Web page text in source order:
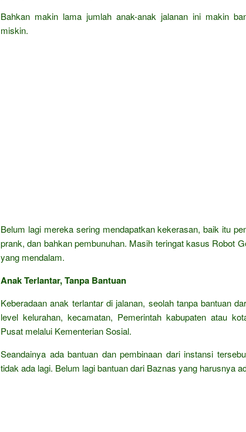
Bahkan makin lama jumlah anak-anak jalanan ini makin
miskin.
Belum lagi mereka sering mendapatkan kekerasan, baik itu
prank, dan bahkan pembunuhan. Masih teringat kasus Robot
yang mendalam.
Anak Terlantar, Tanpa Bantuan
Keberadaan anak terlantar di jalanan, seolah tanpa bantuan
level kelurahan, kecamatan, Pemerintah kabupaten atau
Pusat melalui Kementerian Sosial.
Seandainya ada bantuan dan pembinaan dari instansi
tidak ada lagi. Belum lagi bantuan dari Baznas yang harusnya